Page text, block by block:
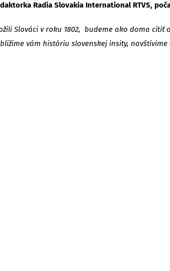
Radia Slovakia International RTVS,
Slováci v roku 1802, budeme ako doma
vám históriu slovenskej insity,